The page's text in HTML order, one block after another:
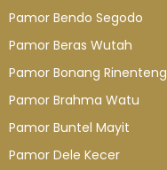
Pamor Bendo Segodo
Pamor Beras Wutah
Pamor Bonang Rinenteng
Pamor Brahma Watu
Pamor Buntel Mayit
Pamor Dele Kecer